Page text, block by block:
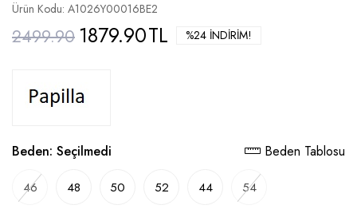
Ürün Kodu: A1026Y00016BE2
2499.90 1879.90TL %24 İNDIRIM!
Beden: Seçilmedi Beden Tablosu
46 48 50 52 44 54